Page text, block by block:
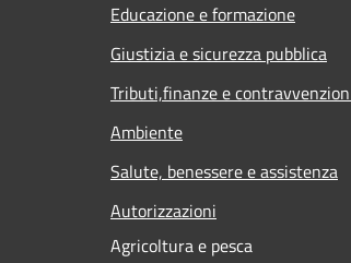
Educazione e formazione
Giustizia e sicurezza pubblica
Tributi,finanze e
Ambiente
Salute, benessere e assistenza
Autorizzazioni
Agricoltura e pesca